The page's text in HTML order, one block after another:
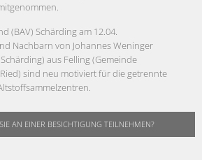
(BAV) Schärding am 12.04.
Nachbarn von Johannes Weninger
aus Felling (Gemeinde
sind neu motiviert für die getrennte
AN EINER BESICHTIGUNG TEILNEHMEN?